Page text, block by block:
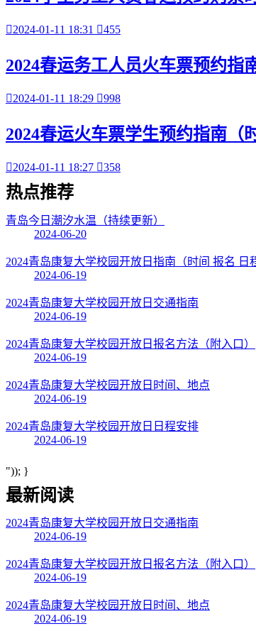
2024-01-11 18:31 455
2024春运务工人员火车票预约指
2024-01-11 18:29 998
2024春运火车票学生预约指南（
2024-01-11 18:27 358
热点推荐
青岛今日潮汐水温（持续更新）
2024-06-20
2024青岛康复大学校园开放日指南（时间 报名 日
2024-06-19
2024青岛康复大学校园开放日交通指南
2024-06-19
2024青岛康复大学校园开放日报名方法（附入口）
2024-06-19
2024青岛康复大学校园开放日时间、地点
2024-06-19
2024青岛康复大学校园开放日日程安排
2024-06-19
")); }
最新阅读
2024青岛康复大学校园开放日交通指南
2024-06-19
2024青岛康复大学校园开放日报名方法（附入口）
2024-06-19
2024青岛康复大学校园开放日时间、地点
2024-06-19